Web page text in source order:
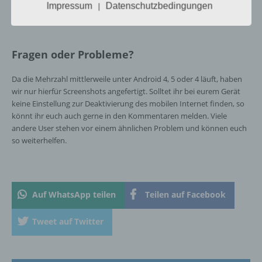
deaktivieren
Fragen oder Probleme?
Da die Mehrzahl mittlerweile unter Android 4, 5 oder 4 läuft, haben
wir nur hierfür Screenshots angefertigt. Solltet ihr bei eurem Gerät
keine Einstellung zur Deaktivierung des mobilen Internet finden, so
könnt ihr euch auch gerne in den Kommentaren melden. Viele
andere User stehen vor einem ähnlichen Problem und können euch
so weiterhelfen.
Auf WhatsApp teilen Teilen auf Facebook
Tweet auf Twitter
künftige Verarbeitung einzuschränken.
e) Profiling
Profiling ist jede Art der automatisierten
Verarbeitung personenbezogener Daten, die
darin besteht, dass diese
die sich auf eine natürliche Person beziehen,
zu bewerten, insbesondere, um Aspekte
Interessen, Zuverlässigkeit, Verhalten,
Aufenthaltsort oder Ortswechsel dieser
Impressum
| Datenschutzbedingungen